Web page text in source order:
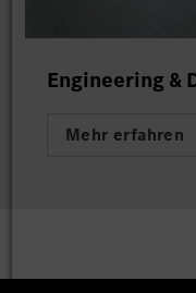
Engineering &
Mehr erfahren